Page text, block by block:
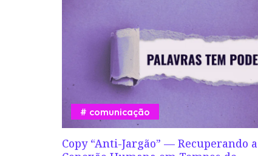
Copy “Anti-Jargão” — Recuperando a
comunicação